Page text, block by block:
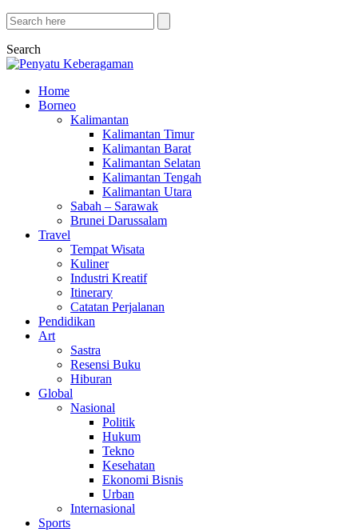
Search
Home
Borneo
Kalimantan
Kalimantan Timur
Kalimantan Barat
Kalimantan Selatan
Kalimantan Tengah
Kalimantan Utara
Sabah – Sarawak
Brunei Darussalam
Travel
Tempat Wisata
Kuliner
Industri Kreatif
Itinerary
Catatan Perjalanan
Pendidikan
Art
Sastra
Resensi Buku
Hiburan
Global
Nasional
Politik
Hukum
Tekno
Kesehatan
Ekonomi Bisnis
Urban
Internasional
Sports